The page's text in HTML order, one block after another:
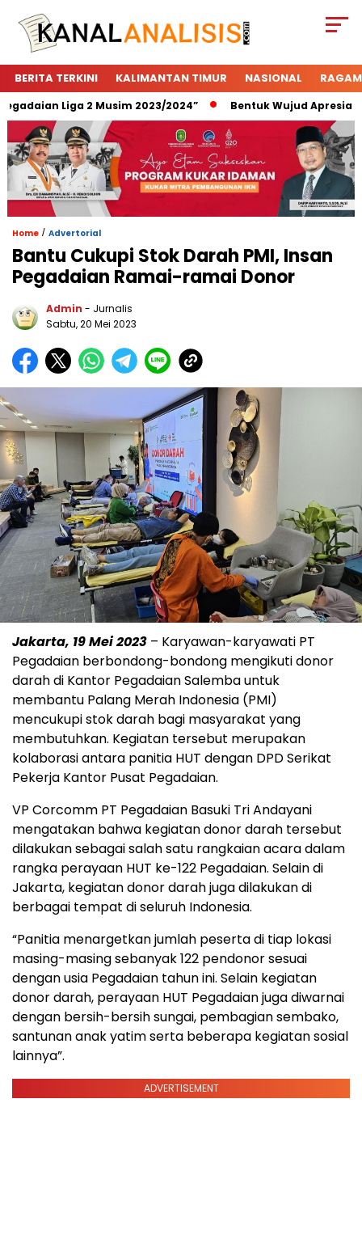
BERITA TERKINI KALIMANTAN TIMUR NASIONAL RAGAM
Liga 2 Musim 2023/2024” Bentuk Wujud Apresiasi
Home / Advertorial
Bantu Cukupi Stok Darah PMI, Insan
Pegadaian Ramai-ramai Donor
Admin - Jurnalis
Sabtu, 20 Mei 2023
Jakarta, 19 Mei 2023 – Karyawan-karyawati PT
Pegadaian berbondong-bondong mengikuti donor
darah di Kantor Pegadaian Salemba untuk
membantu Palang Merah Indonesia (PMI)
mencukupi stok darah bagi masyarakat yang
membutuhkan. Kegiatan tersebut merupakan
kolaborasi antara panitia HUT dengan DPD Serikat
Pekerja Kantor Pusat Pegadaian.
VP Corcomm PT Pegadaian Basuki Tri Andayani
mengatakan bahwa kegiatan donor darah tersebut
dilakukan sebagai salah satu rangkaian acara dalam
rangka perayaan HUT ke-122 Pegadaian. Selain di
Jakarta, kegiatan donor darah juga dilakukan di
berbagai tempat di seluruh Indonesia.
“Panitia menargetkan jumlah peserta di tiap lokasi
masing-masing sebanyak 122 pendonor sesuai
dengan usia Pegadaian tahun ini. Selain kegiatan
donor darah, perayaan HUT Pegadaian juga diwarnai
dengan bersih-bersih sungai, pembagian sembako,
santunan anak yatim serta beberapa kegiatan sosial
lainnya”.
ADVERTISEMENT